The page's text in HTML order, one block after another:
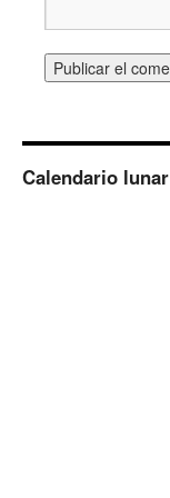
Calendario lunar